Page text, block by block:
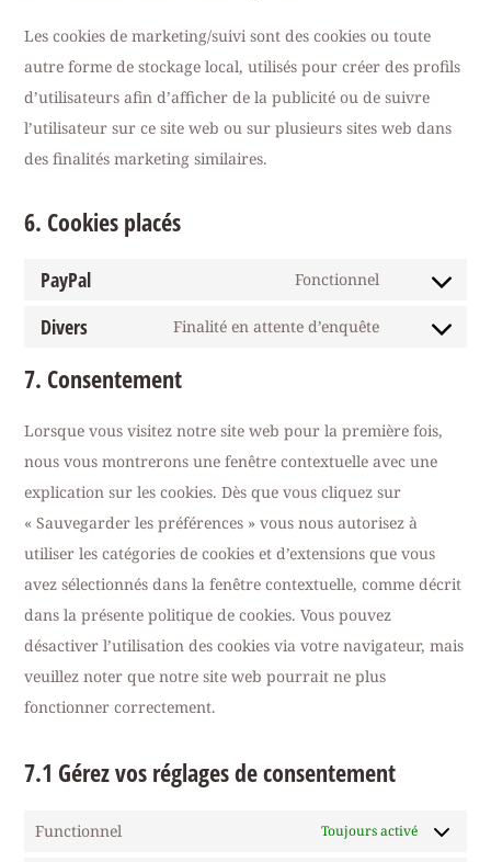
Les cookies de marketing/suivi sont des cookies ou toute
autre forme de stockage local, utilisés pour créer des profils
d’utilisateurs afin d’afficher de la publicité ou de suivre
l’utilisateur sur ce site web ou sur plusieurs sites web dans
des finalités marketing similaires.
6. Cookies placés
PayPal Fonctionnel
Divers Finalité en attente d’enquête
7. Consentement
Lorsque vous visitez notre site web pour la première fois,
nous vous montrerons une fenêtre contextuelle avec une
explication sur les cookies. Dès que vous cliquez sur
« Sauvegarder les préférences » vous nous autorisez à
utiliser les catégories de cookies et d’extensions que vous
avez sélectionnés dans la fenêtre contextuelle, comme décrit
dans la présente politique de cookies. Vous pouvez
désactiver l’utilisation des cookies via votre navigateur, mais
veuillez noter que notre site web pourrait ne plus
fonctionner correctement.
7.1 Gérez vos réglages de consentement
Functionnel Toujours activé